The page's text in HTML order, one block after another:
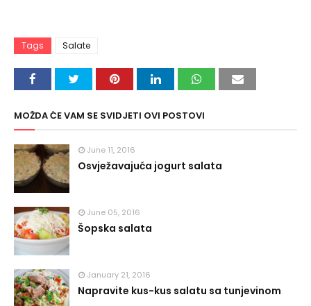
Tags Salate
MOŽDA ĆE VAM SE SVIDJETI OVI POSTOVI
June 11, 2016
Osvježavajuća jogurt salata
June 05, 2016
Šopska salata
January 21, 2016
Napravite kus-kus salatu sa tunjevinom